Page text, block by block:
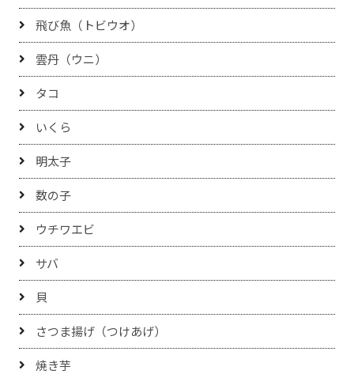
飛び魚（トビウオ）
雲丹（ウニ）
タコ
いくら
明太子
数の子
ウチワエビ
サバ
貝
さつま揚げ（つけあげ）
焼き芋